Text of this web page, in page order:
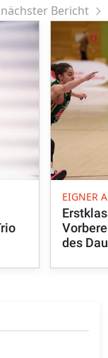
nächster Bericht
EIGNER
des